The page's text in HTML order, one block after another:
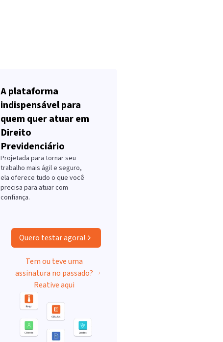
A plataforma
indispensável para
quem quer atuar em
Direito
Previdenciário
Projetada para tornar seu
trabalho mais ágil e seguro,
ela oferece tudo o que você
precisa para atuar com
confiança.
Quero testar agora!
Tem ou teve uma
assinatura no passado?
Reative aqui